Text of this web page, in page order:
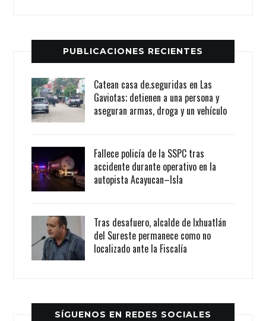
PUBLICACIONES RECIENTES
Catean casa de.seguridas en Las
Gaviotas; detienen a una persona y
aseguran armas, droga y un vehículo
Fallece policía de la SSPC tras
accidente durante operativo en la
autopista Acayucan–Isla
Tras desafuero, alcalde de Ixhuatlán
del Sureste permanece como no
localizado ante la Fiscalía
SÍGUENOS EN REDES SOCIALES